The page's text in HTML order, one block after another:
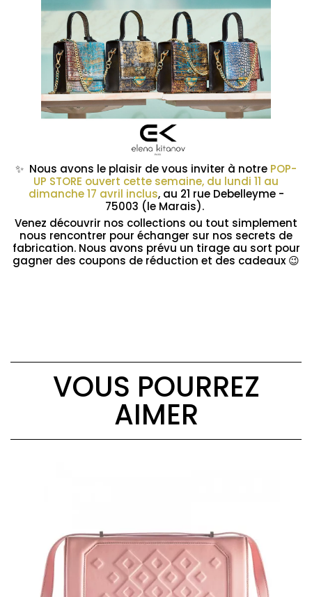
✨ Nous avons le plaisir de vous inviter à notre POP-
UP STORE ouvert cette semaine, du lundi 11 au
dimanche 17 avril inclus, au 21 rue Debelleyme -
75003 (le Marais).
Venez découvrir nos collections ou tout simplement
nous rencontrer pour échanger sur nos secrets de
fabrication. Nous avons prévu un tirage au sort pour
gagner des coupons de réduction et des cadeaux 😉
VOUS POURREZ
AIMER